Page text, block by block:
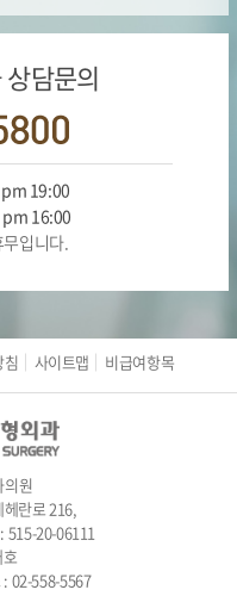
상담문의
19:00
16:00
입니다.
침 사이트맵 비급여항목
원
헤란로 216,
515-20-06111
02-558-5567